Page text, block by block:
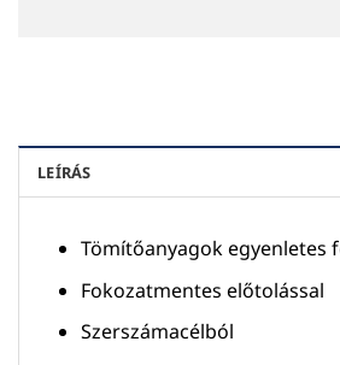
LEÍRÁS
Tömítőanyagok egyenletes
Fokozatmentes előtolással
Szerszámacélból